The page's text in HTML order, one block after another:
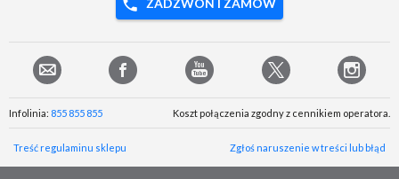
ZADZWOŃ I ZAMÓW
Infolinia: 855 855 855 Koszt połączenia zgodny z cennikiem operatora.
Treść regulaminu sklepu Zgłoś naruszenie w treści lub błąd